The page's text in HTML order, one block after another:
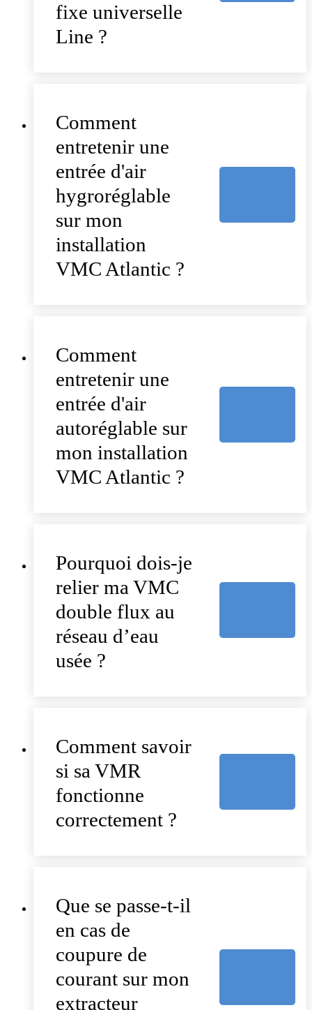
fixe universelle
Line ?
Comment
entretenir une
entrée d'air
hygroréglable
sur mon
installation
VMC Atlantic ?
Comment
entretenir une
entrée d'air
autoréglable sur
mon installation
VMC Atlantic ?
Pourquoi dois-je
relier ma VMC
double flux au
réseau d’eau
usée ?
Comment savoir
si sa VMR
fonctionne
correctement ?
Que se passe-t-il
en cas de
coupure de
courant sur mon
extracteur